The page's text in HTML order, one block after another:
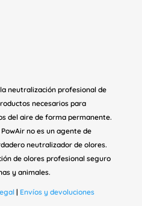
neutralización profesional de
necesarios para
del aire de forma permanente.
no es un agente de
neutralizador de olores.
de olores profesional seguro
y animales.
| Envíos y devoluciones